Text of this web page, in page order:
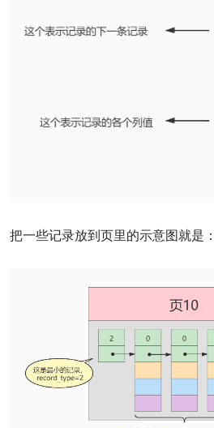
把一些记录放到页里的示意图就是：